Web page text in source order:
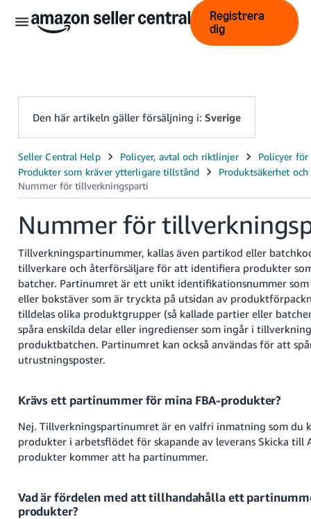
Swedish
中
文
-
CN
English
- GB
Swedish
- SE
Logga
In
dig
Registrera
dig
Den här artikeln gäller försäljning i: Sverige
Nummer för
Tillverkningspartinummer, kallas även partikod eller
tillverkare och återförsäljare för att identifiera produkter
batcher. Partinumret är ett unikt identifikationsnummer
eller bokstäver som är tryckta på utsidan av
tilldelas olika produktgrupper (så kallade partier eller
spåra enskilda delar eller ingredienser som ingår i
produktbatchen. Partinumret kan också användas för att
utrustningsposter.
Krävs ett partinummer för mina FBA-produkter?
Nej. Tillverkningspartinumret är en valfri inmatning som du
produkter i arbetsflödet för skapande av leverans Skicka till
produkter kommer att ha partinummer.
Vad är fördelen med att tillhandahålla ett
produkter?